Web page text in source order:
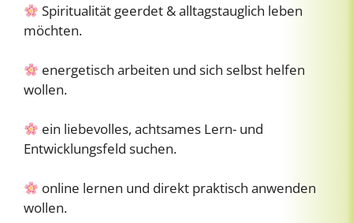
Spiritualität geerdet & alltagstauglich leben
möchten.
energetisch arbeiten und sich selbst helfen
wollen.
ein liebevolles, achtsames Lern- und
Entwicklungsfeld suchen.
online lernen und direkt praktisch anwenden
wollen.